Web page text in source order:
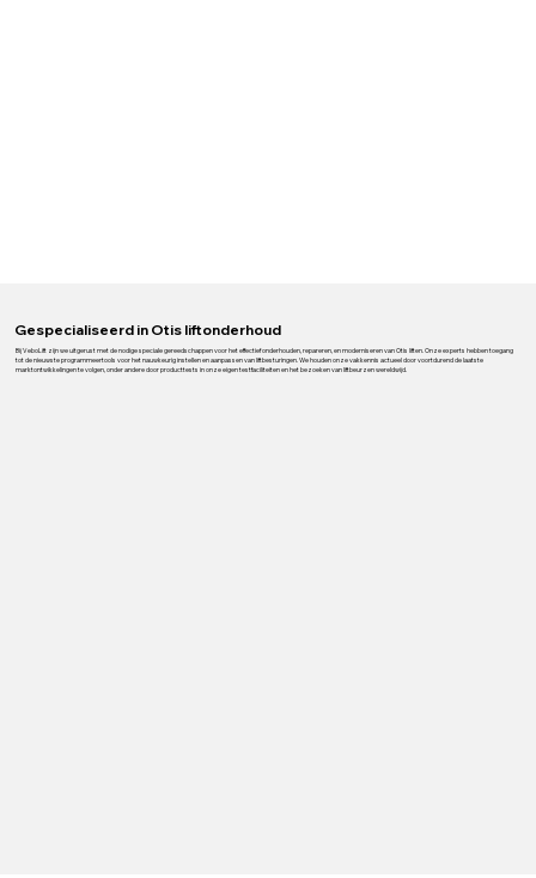
Gespecialiseerd in Otis liftonderhoud
Bij VeboLift zijn we uitgerust met de nodige speciale gereedschappen voor het effectief onderhouden, repareren, en moderniseren van Otis liften. Onze experts hebben toegang
tot de nieuwste programmeertools voor het nauwkeurig instellen en aanpassen van liftbesturingen. We houden onze vakkennis actueel door voortdurend de laatste
marktontwikkelingen te volgen, onder andere door producttests in onze eigen testfaciliteiten en het bezoeken van liftbeurzen wereldwijd.